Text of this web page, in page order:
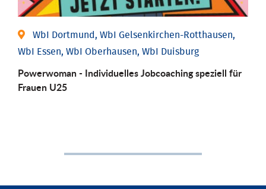
WbI Dortmund, WbI Gelsenkirchen-Rotthausen,
WbI Essen, WbI Oberhausen, WbI Duisburg
Powerwoman - Individuelles Jobcoaching speziell für
Frauen U25